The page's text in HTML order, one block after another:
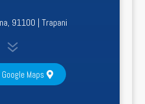
91100 | Trapani
7
Maps